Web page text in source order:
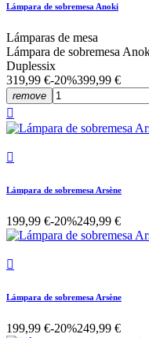
Lámpara de sobremesa Anoki
Lámparas de mesa
Lámpara de sobremesa
Duplessix
319,99 €-20%399,99 €
remove


Lámpara de sobremesa Arsène
199,99 €-20%249,99 €

Lámpara de sobremesa Arsène
199,99 €-20%249,99 €